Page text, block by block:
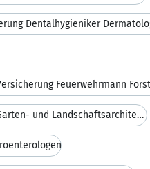
Dentalhygieniker
Feuerwehrmann
BU-Versicherung Garten- und Landschaftsarchitekten